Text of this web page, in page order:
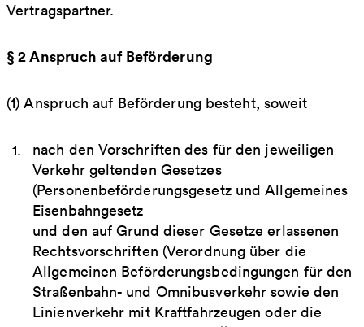
Vertragspartner.
§ 2 Anspruch auf Beförderung
(1) Anspruch auf Beförderung besteht, soweit
nach den Vorschriften des für den jeweiligen
Verkehr geltenden Gesetzes
(Personenbeförderungsgesetz und Allgemeines
Eisenbahngesetz
und den auf Grund dieser Gesetze erlassenen
Rechtsvorschriften (Verordnung über die
Allgemeinen Beförderungsbedingungen für den
Straßenbahn- und Omnibusverkehr sowie den
Linienverkehr mit Kraftfahrzeugen oder die